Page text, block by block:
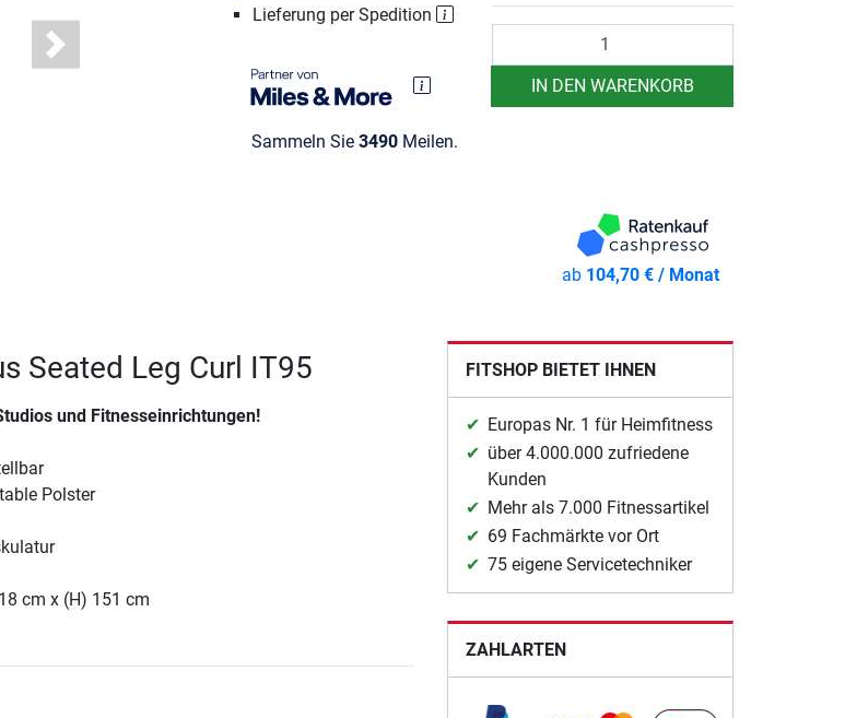
Next
Lieferung per Spedition
Sammeln Sie 3490Meilen.
IN DEN WARENKORB
ab 104,70 € / Monat
Seated Leg Curl IT95
und Fitnesseinrichtungen!
Polster
cm x (H) 151 cm
FITSHOP BIETET IHNEN
Europas Nr. 1 für Heimfitness
über 4.000.000 zufriedene
Kunden
Mehr als 7.000 Fitnessartikel
69 Fachmärkte vor Ort
75 eigene Servicetechniker
ZAHLARTEN